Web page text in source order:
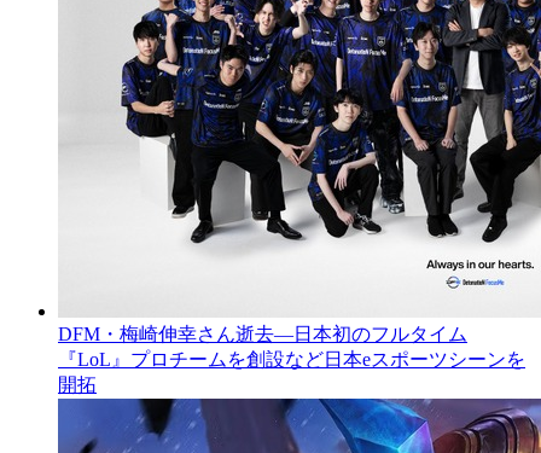
DFM・梅崎伸幸さん逝去―日本初のフルタイム
『LoL』プロチームを創設など日本eスポーツシーンを
開拓